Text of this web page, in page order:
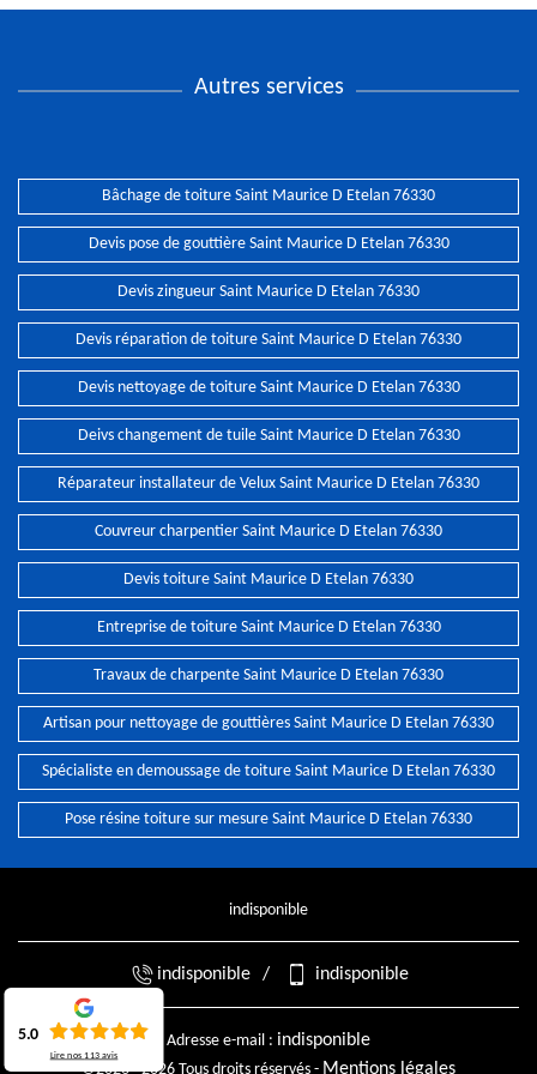
Autres services
Bâchage de toiture Saint Maurice D Etelan 76330
Devis pose de gouttière Saint Maurice D Etelan 76330
Devis zingueur Saint Maurice D Etelan 76330
Devis réparation de toiture Saint Maurice D Etelan 76330
Devis nettoyage de toiture Saint Maurice D Etelan 76330
Deivs changement de tuile Saint Maurice D Etelan 76330
Réparateur installateur de Velux Saint Maurice D Etelan 76330
Couvreur charpentier Saint Maurice D Etelan 76330
Devis toiture Saint Maurice D Etelan 76330
Entreprise de toiture Saint Maurice D Etelan 76330
Travaux de charpente Saint Maurice D Etelan 76330
Artisan pour nettoyage de gouttières Saint Maurice D Etelan 76330
Spécialiste en demoussage de toiture Saint Maurice D Etelan 76330
Pose résine toiture sur mesure Saint Maurice D Etelan 76330
indisponible
indisponible / indisponible
Adresse e-mail : indisponible
©2026 - 2026 Tous droits réservés - Mentions légales
5.0
Lire nos113 avis